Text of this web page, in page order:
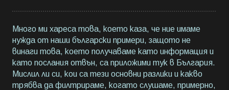
Много ми хареса това, което каза, че ние имаме
нужда от наши български примери, защото не
винаги това, което получаваме като информация и
като послания отвън, са приложими тук в България.
Мислил ли си, кои са тези основни разлики и какво
трябва да филтрираме, когато слушаме, примерно,